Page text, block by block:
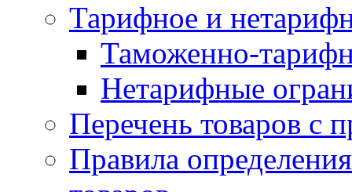
Тарифное и
Таможенно-
Нетарифные
Перечень товаров с
Правила